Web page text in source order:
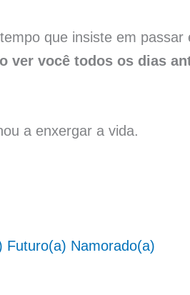
que insiste em passar
ver você todos os dias
a enxergar a vida.
Futuro(a) Namorado(a)